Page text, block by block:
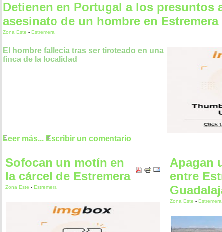
Detienen en Portugal a los presuntos
asesinato de un hombre en Estremera
Zona Este - Estremera
El hombre fallecía tras ser tiroteado en una
finca de la localidad
Leer más... Escribir un comentario
Sofocan un motín en
la cárcel de Estremera
Zona Este - Estremera
Apagan
entre
Zona Este - Estremera